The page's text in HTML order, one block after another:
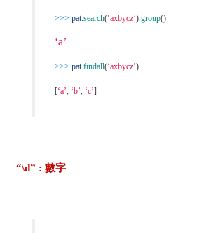
>>> pat.search(‘axbycz’).group()
‘a’
>>> pat.findall(‘axbycz’)
[‘a’, ‘b’, ‘c’]
“\d” : 數字